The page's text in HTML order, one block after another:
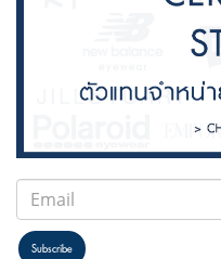
Subscribe